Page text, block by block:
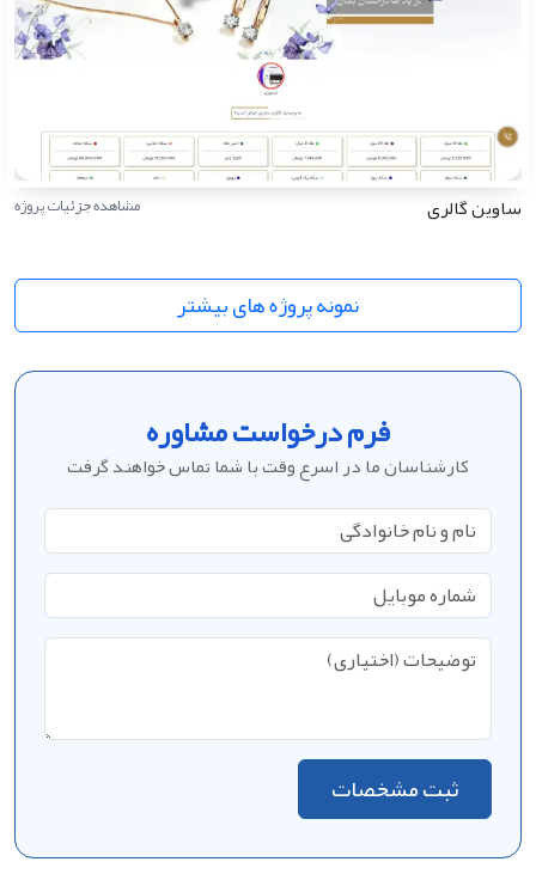
ساوین گالری مشاهده جزئیات پروژه
نمونه پروژه های بیشتر
فرم درخواست مشاوره
کارشناسان ما در اسرع وقت با شما تماس خواهند گرفت
ثبت مشخصات